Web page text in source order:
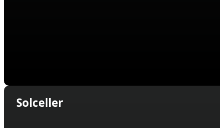
Solceller